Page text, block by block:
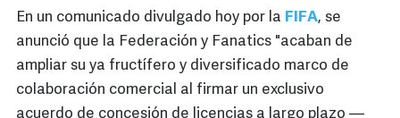
En un comunicado divulgado hoy por la FIFA, se
anunció que la Federación y Fanatics "acaban de
ampliar su ya fructífero y diversificado marco de
colaboración comercial al firmar un exclusivo
acuerdo de concesión de licencias a largo plazo —